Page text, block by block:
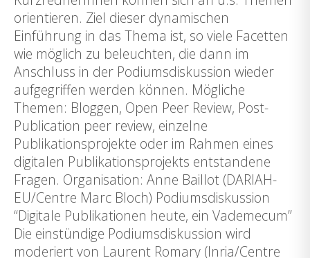
orientieren. Ziel dieser dynamischen
Einführung in das Thema ist, so viele Facetten
wie möglich zu beleuchten, die dann im
Anschluss in der Podiumsdiskussion wieder
aufgegriffen werden können. Mögliche
Themen: Bloggen, Open Peer Review, Post-
Publication peer review, einzelne
Publikationsprojekte oder im Rahmen eines
digitalen Publikationsprojekts entstandene
Fragen. Organisation: Anne Baillot (DARIAH-
EU/Centre Marc Bloch) Podiumsdiskussion
“Digitale Publikationen heute, ein Vademecum”
Die einstündige Podiumsdiskussion wird
moderiert von Laurent Romary (Inria/Centre